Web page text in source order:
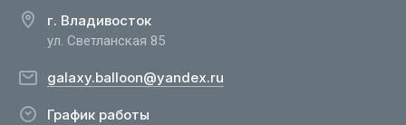
г. Владивосток
ул. Светланская 85
galaxy.balloon@yandex.ru
График работы